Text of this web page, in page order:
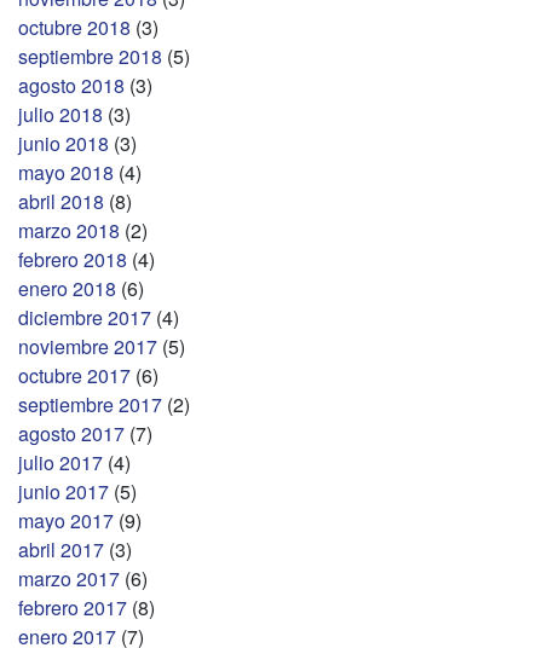
octubre 2018 (3)
septiembre 2018 (5)
agosto 2018 (3)
julio 2018 (3)
junio 2018 (3)
mayo 2018 (4)
abril 2018 (8)
marzo 2018 (2)
febrero 2018 (4)
enero 2018 (6)
diciembre 2017 (4)
noviembre 2017 (5)
octubre 2017 (6)
septiembre 2017 (2)
agosto 2017 (7)
julio 2017 (4)
junio 2017 (5)
mayo 2017 (9)
abril 2017 (3)
marzo 2017 (6)
febrero 2017 (8)
enero 2017 (7)